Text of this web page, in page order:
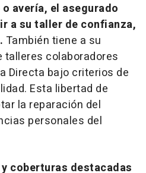
avería, el asegurado
a su taller de confianza,
También tiene a su
talleres colaboradores
Directa bajo criterios de
Esta libertad de
la reparación del
personales del
coberturas destacadas